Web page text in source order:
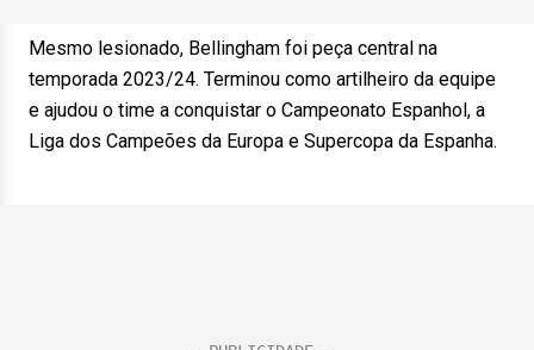
Mesmo lesionado, Bellingham foi peça central na
temporada 2023/24. Terminou como artilheiro da equipe
e ajudou o time a conquistar o Campeonato Espanhol, a
Liga dos Campeões da Europa e Supercopa da Espanha.